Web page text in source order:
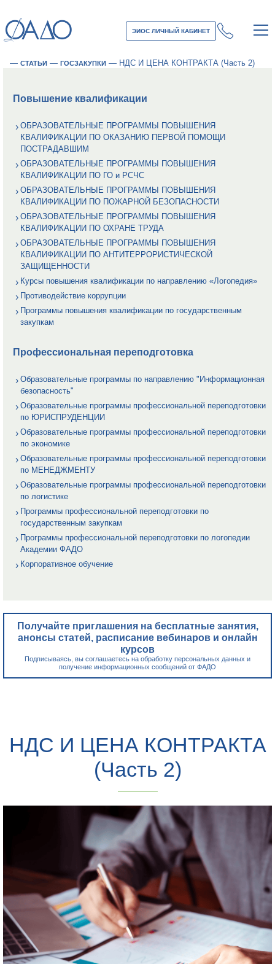
ЭИОС ЛИЧНЫЙ КАБИНЕТ
— СТАТЬИ — ГОСЗАКУПКИ — НДС И ЦЕНА КОНТРАКТА (Часть 2)
Повышение квалификации
ОБРАЗОВАТЕЛЬНЫЕ ПРОГРАММЫ ПОВЫШЕНИЯ
КВАЛИФИКАЦИИ ПО ОКАЗАНИЮ ПЕРВОЙ ПОМОЩИ
ПОСТРАДАВШИМ
ОБРАЗОВАТЕЛЬНЫЕ ПРОГРАММЫ ПОВЫШЕНИЯ
КВАЛИФИКАЦИИ ПО ГО и РСЧС
ОБРАЗОВАТЕЛЬНЫЕ ПРОГРАММЫ ПОВЫШЕНИЯ
КВАЛИФИКАЦИИ ПО ПОЖАРНОЙ БЕЗОПАСНОСТИ
ОБРАЗОВАТЕЛЬНЫЕ ПРОГРАММЫ ПОВЫШЕНИЯ
КВАЛИФИКАЦИИ ПО ОХРАНЕ ТРУДА
ОБРАЗОВАТЕЛЬНЫЕ ПРОГРАММЫ ПОВЫШЕНИЯ
КВАЛИФИКАЦИИ ПО АНТИТЕРРОРИСТИЧЕСКОЙ
ЗАЩИЩЕННОСТИ
Курсы повышения квалификации по направлению «Логопедия»
Противодействие коррупции
Программы повышения квалификации по государственным
закупкам
Профессиональная переподготовка
Образовательные программы по направлению "Информационная
безопасность"
Образовательные программы профессиональной переподготовки
по ЮРИСПРУДЕНЦИИ
Образовательные программы профессиональной переподготовки
по экономике
Образовательные программы профессиональной переподготовки
по МЕНЕДЖМЕНТУ
Образовательные программы профессиональной переподготовки
по логистике
Программы профессиональной переподготовки по
государственным закупкам
Программы профессиональной переподготовки по логопедии
Академии ФАДО
Корпоративное обучение
Получайте приглашения на бесплатные занятия,
анонсы статей, расписание вебинаров и онлайн
курсов
Подписываясь, вы соглашаетесь на обработку персональных данных и
получение информационных сообщений от ФАДО
НДС И ЦЕНА КОНТРАКТА
(Часть 2)